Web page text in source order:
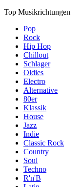
Top Musikrichtungen
Pop
Rock
Hip Hop
Chillout
Schlager
Oldies
Electro
Alternative
80er
Klassik
House
Jazz
Indie
Classic Rock
Country
Soul
Techno
R'n'B